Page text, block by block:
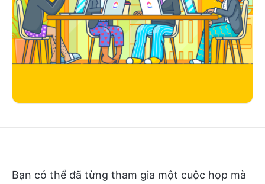
Bạn có thể đã từng tham gia một cuộc họp mà